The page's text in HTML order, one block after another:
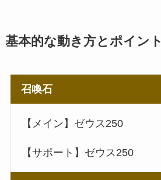
基本的な動き方とポイント
召喚石
【メイン】ゼウス250
【サポート】ゼウス250